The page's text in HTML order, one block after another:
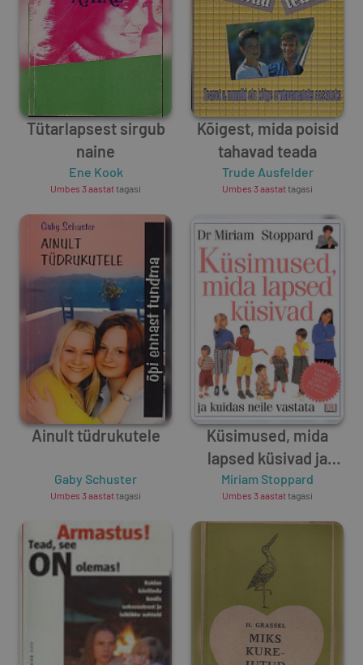
Tütarlapsest sirgub
naine
Ene Kook
Umbes 3 aastattagasi
Kõigest, mida poisid
tahavad teada
Trude Ausfelder
Umbes 3 aastattagasi
Ainult tüdrukutele
Gaby Schuster
Umbes 3 aastattagasi
Küsimused, mida
lapsed küsivad ja
kuidas neile vastata
Miriam Stoppard
Umbes 3 aastattagasi